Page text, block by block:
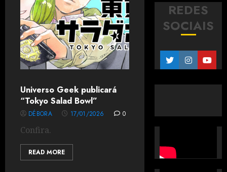
Universo Geek publicará
“Tokyo Salad Bowl”
DÉBORA 17/01/2026 0
Confira.
READ MORE
REDES
SOCIAIS